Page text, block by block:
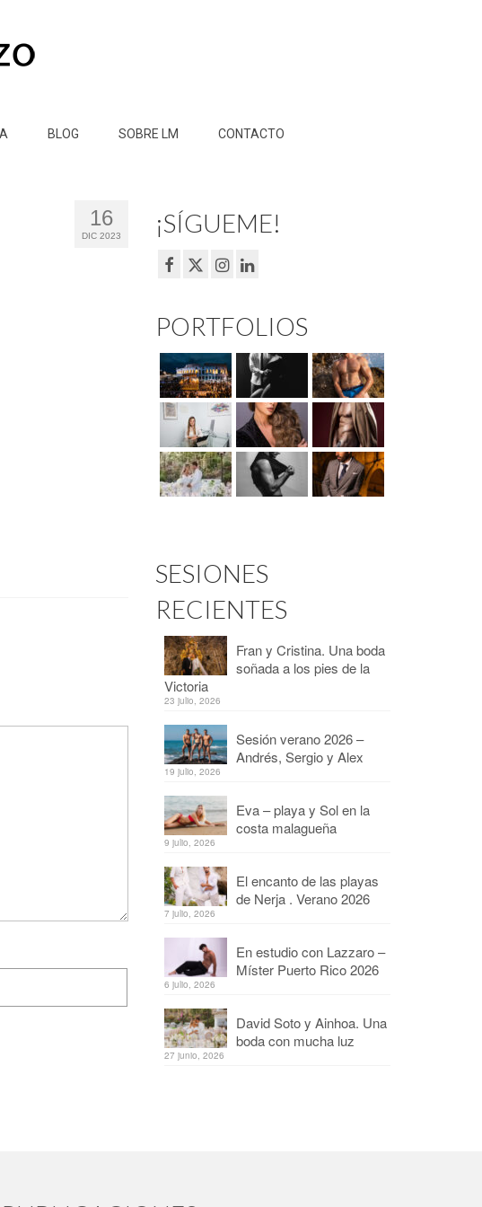
BLOG SOBRE LM CONTACTO
16
DIC 2023 ¡SÍGUEME!
PORTFOLIOS
SESIONES
RECIENTES
Fran y Cristina. Una boda
soñada a los pies de la
Victoria
23 julio, 2026
Sesión verano 2026 –
Andrés, Sergio y Alex
19 julio, 2026
Eva – playa y Sol en la
costa malagueña
9 julio, 2026
El encanto de las playas
de Nerja . Verano 2026
7 julio, 2026
En estudio con Lazzaro –
Míster Puerto Rico 2026
6 julio, 2026
David Soto y Ainhoa. Una
boda con mucha luz
27 junio, 2026